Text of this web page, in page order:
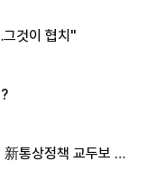
것이 협치"
통상정책 교두보 활